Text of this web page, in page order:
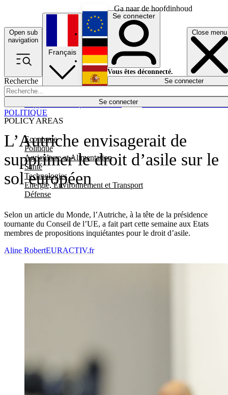
Ga naar de hoofdinhoud
Open sub
navigation
Close menu
Recherche
Se connecter
POLICY AREAS
Economie
Politique
Agriculture et Alimentation
Santé
Technologies
Energie, Environnement et Transport
Défense
Économie
Français
English
Deutsch
Español
Se connecter
Vous êtes déconnecté.
Se connecter
L’Autriche envisagerait de
supprimer le droit d’asile sur le
sol européen
Selon un article du Monde, l’Autriche, à la tête de la présidence
tournante du Conseil de l’UE, a fait part cette semaine aux Etats
membres de propositions inquiétantes pour le droit d’asile.
POLITIQUE
Aline RobertEURACTIV.fr